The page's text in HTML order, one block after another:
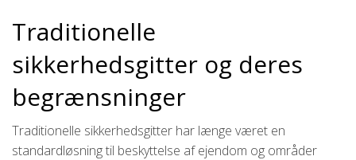
Traditionelle
sikkerhedsgitter og deres
begrænsninger
Traditionelle sikkerhedsgitter har længe været en
standardløsning til beskyttelse af ejendom og områder